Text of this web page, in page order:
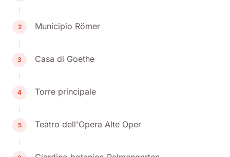
2 Municipio Römer
3 Casa di Goethe
4 Torre principale
5 Teatro dell'Opera Alte Oper